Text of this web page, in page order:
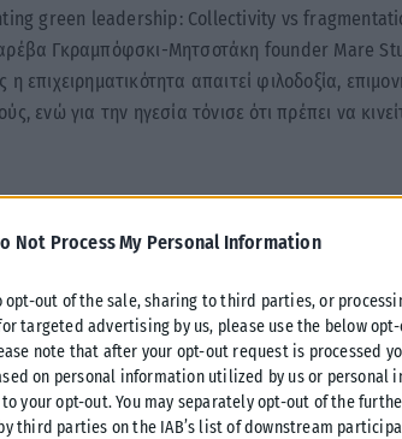
Not Process My Personal Information
opt-out of the sale, sharing to third parties, or
targeted advertising by us, please use the below
note that after your opt-out request is processed
on personal information utilized by us or
your opt-out. You may separately opt-out of the
third parties on the IAB’s list of downstream
green leadership: Collectivity vs
Γκραμπόφσκι-Μητσοτάκη founder Mare
απαιτεί φιλοδοξία,
ενώ για την ηγεσία τόνισε ότι πρέπει να
να προοδεύσει,
και συμπλήρωσε ότι «πρέπει να
και η εργασιακή ιδιότητα είναι πολύ
ή καριέρα. Χρειάζονται κίνητρα και
σημαντικές».